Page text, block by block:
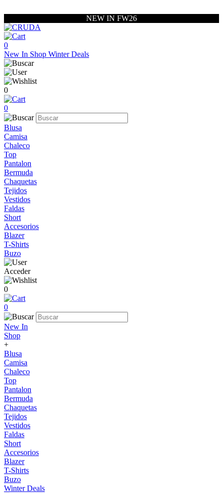
NEW IN FW26
0
New In Shop Winter Deals
0
0
Blusa
Camisa
Chaleco
Top
Pantalon
Bermuda
Chaquetas
Tejidos
Vestidos
Faldas
Short
Accesorios
Blazer
T-Shirts
Buzo
Acceder
0
0
New In
Shop
+
Blusa
Camisa
Chaleco
Top
Pantalon
Bermuda
Chaquetas
Tejidos
Vestidos
Faldas
Short
Accesorios
Blazer
T-Shirts
Buzo
Winter Deals